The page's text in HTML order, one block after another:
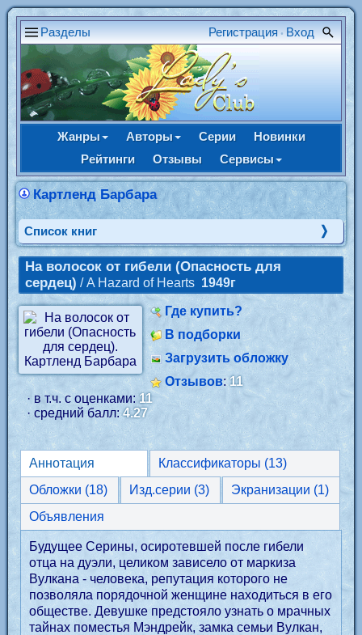
Разделы Регистрация • Вход
Жанры Авторы Серии
Новинки
Рейтинги
Отзывы Сервисы
Картленд Барбара
Cписок книг
На волосок от гибели (Опасность для
сердец) / A Hazard of Hearts 1949г
Где купить?
В подборки
Загрузить обложку
Отзывов:11
· в т.ч. с оценками: 11
· средний балл:4.27
Аннотация
Классификаторы (13)
Обложки (18)
Изд.серии (3)
Экранизации (1)
Объявления
Будущее Серины, осиротевшей после гибели
отца на дуэли, целиком зависело от маркиза
Вулкана - человека, репутация которого не
позволяла порядочной женщине находиться в его
обществе. Девушке предстояло узнать о мрачных
тайнах поместья Мэндрейк, замка семьи Вулкан,